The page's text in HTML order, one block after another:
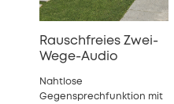
Rauschfreies Zwei-
Wege-Audio
Nahtlose
Gegensprechfunktion mit